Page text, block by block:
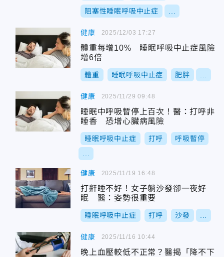
阻塞性睡眠呼吸中止症
健康
體重每增10% 睡眠呼吸中止症風險
增6倍
體重 睡眠呼吸中止症 肥胖
2025/12/03 17:27
健康
睡眠中呼吸暫停上百次！醫：打呼非
睡香 恐增心臟病風險
睡眠呼吸中止症 打呼 呼吸暫停
2025/11/29 09:48
健康
打鼾睡不好！女子躺沙發卻一夜好
眠 醫：姿勢很重要
睡眠呼吸中止症 打呼 沙發
2025/11/19 16:48
健康
晚上血壓較低不正常？醫揭「降不下
2025/11/16 10:44